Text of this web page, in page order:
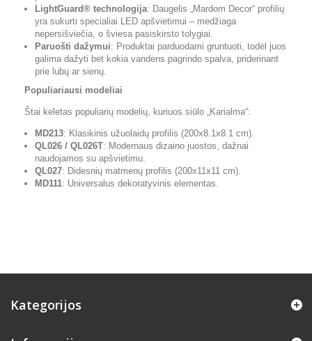
LightGuard® technologija: Daugelis „Mardom Decor“ profilių
yra sukurti specialiai LED apšvietimui – medžiaga
nepersišviečia, o šviesa pasiskirsto tolygiai.
Paruošti dažymui: Produktai parduodami gruntuoti, todėl juos
galima dažyti bet kokia vandens pagrindo spalva, priderinant
prie lubų ar sienų.
Populiariausi modeliai
Štai keletas populiarių modelių, kuriuos siūlo „Karialma“:
MD213: Klasikinis užuolaidų profilis (200x8.1x8.1 cm).
QL026 / QL026T: Modernaus dizaino juostos, dažnai
naudojamos su apšvietimu.
QL027: Didesnių matmenų profilis (200x11x11 cm).
MD111: Universalus dekoratyvinis elementas.
Kategorijos